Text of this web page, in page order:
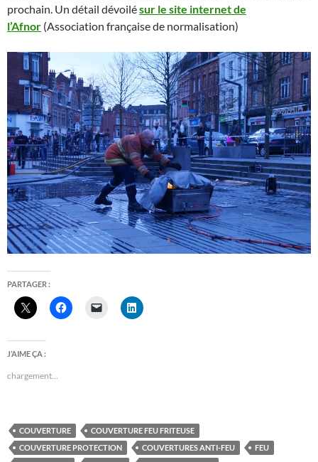
prochain. Un détail dévoilésur le site internet de
l’Afnor (Association française de normalisation)
PARTAGER :
J’AIME ÇA :
chargement…
COUVERTURE
COUVERTURE FEU FRITEUSE
COUVERTURE PROTECTION
COUVERTURES ANTI-FEU
FEU